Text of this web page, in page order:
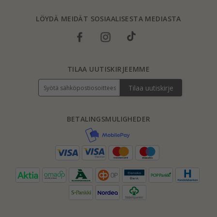
LÖYDÄ MEIDÄT SOSIAALISESTA MEDIASTA
BETALINGSMULIGHEDER
TILAA UUTISKIRJEEMME
Tilaa uutiskirje